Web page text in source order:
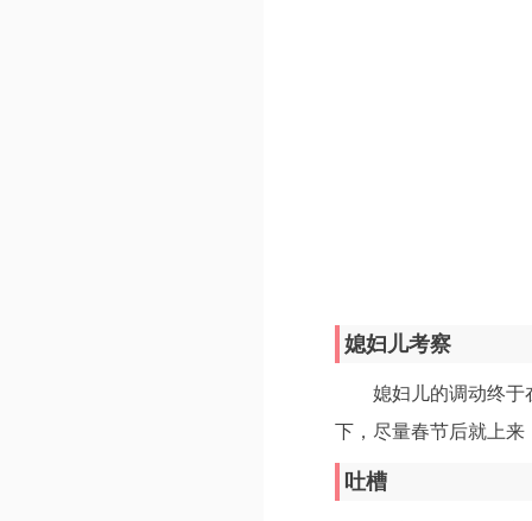
媳妇儿考察
媳妇儿的调动终于
下，尽量春节后就上
吐槽